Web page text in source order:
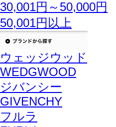
30,001円～50,000円
50,001円以上
ウェッジウッド
WEDGWOOD
ジバンシー
GIVENCHY
フルラ